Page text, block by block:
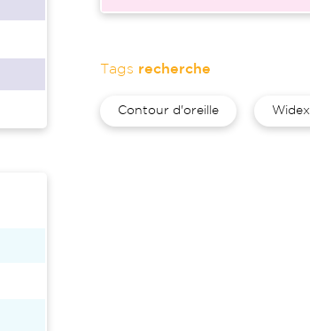
Tags recherche
Contour d'oreille Widex